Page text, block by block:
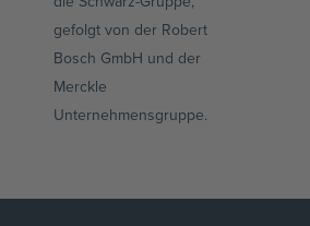
gefolgt von der Robert
Bosch GmbH und der
Merckle
Unternehmensgruppe.